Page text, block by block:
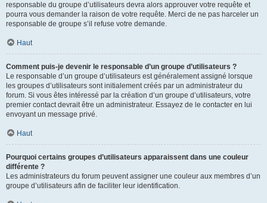
responsable du groupe d’utilisateurs devra alors approuver votre requête et
pourra vous demander la raison de votre requête. Merci de ne pas harceler un
responsable de groupe s’il refuse votre demande.
Haut
Comment puis-je devenir le responsable d’un groupe d’utilisateurs ?
Le responsable d’un groupe d’utilisateurs est généralement assigné lorsque
les groupes d’utilisateurs sont initialement créés par un administrateur du
forum. Si vous êtes intéressé par la création d’un groupe d’utilisateurs, votre
premier contact devrait être un administrateur. Essayez de le contacter en lui
envoyant un message privé.
Haut
Pourquoi certains groupes d’utilisateurs apparaissent dans une couleur
différente ?
Les administrateurs du forum peuvent assigner une couleur aux membres d’un
groupe d’utilisateurs afin de faciliter leur identification.